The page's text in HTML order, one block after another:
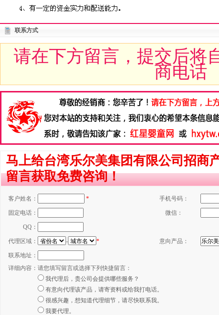
联系方式
请在下方留言，提交后将
商电话
马上给台湾乐尔美集团有限公司招商
留言获取免费咨询！
客户姓名： * 手机号码：
固定电话： 微信：
QQ：
代理区域： - * 意向产品：
联系地址：
详细内容： 请您填写留言或选择下列快捷留言：
我代理后，贵公司会提供哪些服务？
有意向代理该产品，请寄资料或给我打电话。
很感兴趣，想知道代理细节，请尽快联系我。
我要代理。